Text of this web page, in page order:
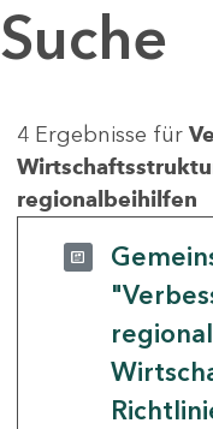
Suche
4 Ergebnisse für
regionalbeihilfen